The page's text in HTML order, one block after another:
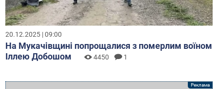
20.12.2025 | 09:00
На Мукачівщині попрощалися з померлим воїном
Іллею Добошом
4450 1